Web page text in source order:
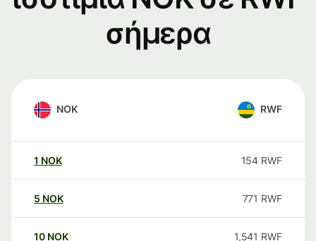
σήμερα
NOK RWF
1 NOK 154 RWF
5 NOK 771 RWF
10 NOK 1,541 RWF